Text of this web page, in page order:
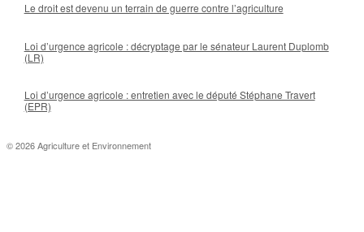
Le droit est devenu un terrain de guerre contre l’agriculture
Loi d’urgence agricole : décryptage par le sénateur Laurent Duplomb
(LR)
Loi d’urgence agricole : entretien avec le député Stéphane Travert
(EPR)
© 2026 Agriculture et Environnement